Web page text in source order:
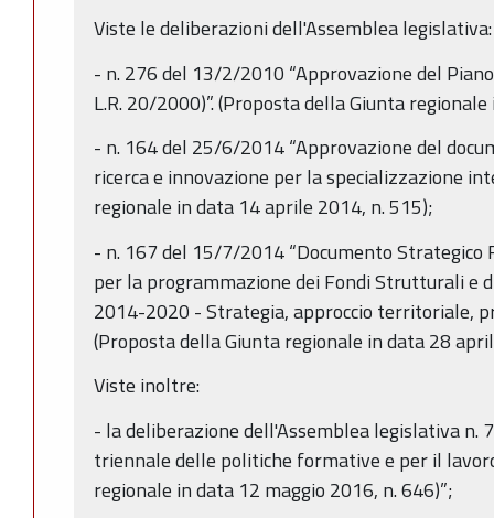
Viste le deliberazioni dell'Assemblea legislativa:
- n. 276 del 13/2/2010 “Approvazione del
L.R. 20/2000)”. (Proposta della Giunta
- n. 164 del 25/6/2014 “Approvazione del
ricerca e innovazione per la specializzazione
regionale in data 14 aprile 2014, n. 515);
- n. 167 del 15/7/2014 “Documento Strategico
per la programmazione dei Fondi Strutturali e
2014-2020 - Strategia, approccio territoriale,
(Proposta della Giunta regionale in data 28
Viste inoltre:
- la deliberazione dell'Assemblea legislativa
triennale delle politiche formative e per il
regionale in data 12 maggio 2016, n. 646)”;